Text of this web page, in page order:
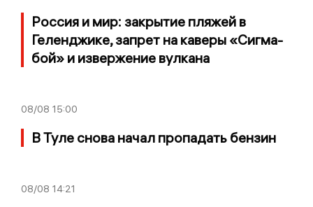
Россия и мир: закрытие пляжей в
Геленджике, запрет на каверы «Сигма-
бой» и извержение вулкана
08/08 15:00
В Туле снова начал пропадать бензин
08/08 14:21